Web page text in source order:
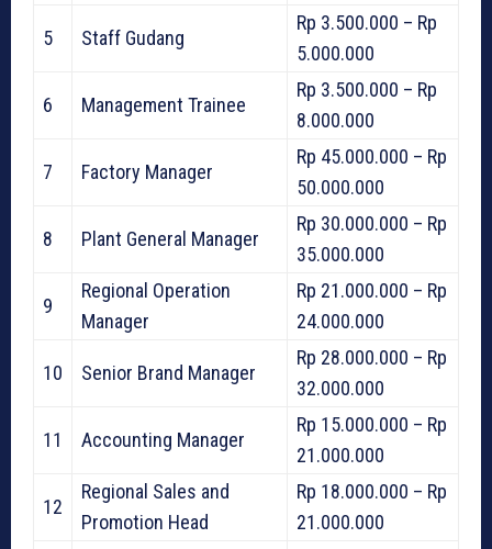
5 Staff Gudang
Rp 3.500.000 – Rp
5.000.000
6 Management Trainee
Rp 3.500.000 – Rp
8.000.000
7 Factory Manager
Rp 45.000.000 – Rp
50.000.000
8 Plant General Manager
Rp 30.000.000 – Rp
35.000.000
9
Regional Operation
Manager
Rp 21.000.000 – Rp
24.000.000
10 Senior Brand Manager
Rp 28.000.000 – Rp
32.000.000
11 Accounting Manager
Rp 15.000.000 – Rp
21.000.000
12
Regional Sales and
Promotion Head
Rp 18.000.000 – Rp
21.000.000